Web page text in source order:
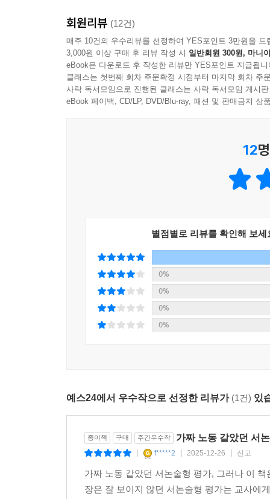
Ⅴ 서논술형 평가 채점과 피드백, AI 비서로 열매를
01 AI 도구별 활용 시 고려할 점
가. 스노클(Snorkl)
나. 클리포(Clipo)
02 AI와 함께 서논술형 평가를 준비하기: 커스터마
가. 클리포의 활용
나. 채점의 정확도를 높이는 방법
04 브리스크 티칭과 AI 도구가 함께 하는 과정 중심
가. 브리스크 티칭의 체계적인 피드백 생성 기능
참고문헌
용어 정리
성취기준은 교수·학습과 평가의 전 과정을 일관
방법을 선정하는 평가 계획 수립의 일반적인 절차
깊이 이해하고 평가의 타당성과 일관성을 높이는
3장 서논술형 평가, 새로운 이론적 기반을 세우다
형성평가와 총괄평가의 관계를 새롭게 해석하
그것을 해결하며 성장해 나가는 과정을 심도 있
전문성을 한 단계 더 발전시켜 나가는 과정을 담았
5장 서논술형 평가 채점과 피드백, AI 비서로 열매
회원리뷰 (12건)
매주 10건의 우수리뷰를 선정하여 YES포인트 3만원을 드
3,000원 이상 구매 후 리뷰 작성 시 일반회원 300원, 마니
eBook은 다운로드 후 작성한 리뷰만 YES포인트 지급됩니
클래스는 첫번째 회차 주문확정 시점부터 마지막 회차 주
사락 독서모임으로 진행된 클래스는 사락 독서모임 게시
eBook 페이백, CD/LP, DVD/Blu-ray, 패션 및 판매금지 상
12
별점별로 리뷰를 확인해 보세
0%
0%
0%
0%
예스24에서 우수작으로 선정한 리뷰가 (1건) 있
종이책 구매 주간우수작 가짜 노동 같았던 서
f*****2 2025-12-26 신고
가짜 노동 같았던 서논술형 평가, 그러나 이
장은 잘 보이지 않던 서논술형 평가는 교사에